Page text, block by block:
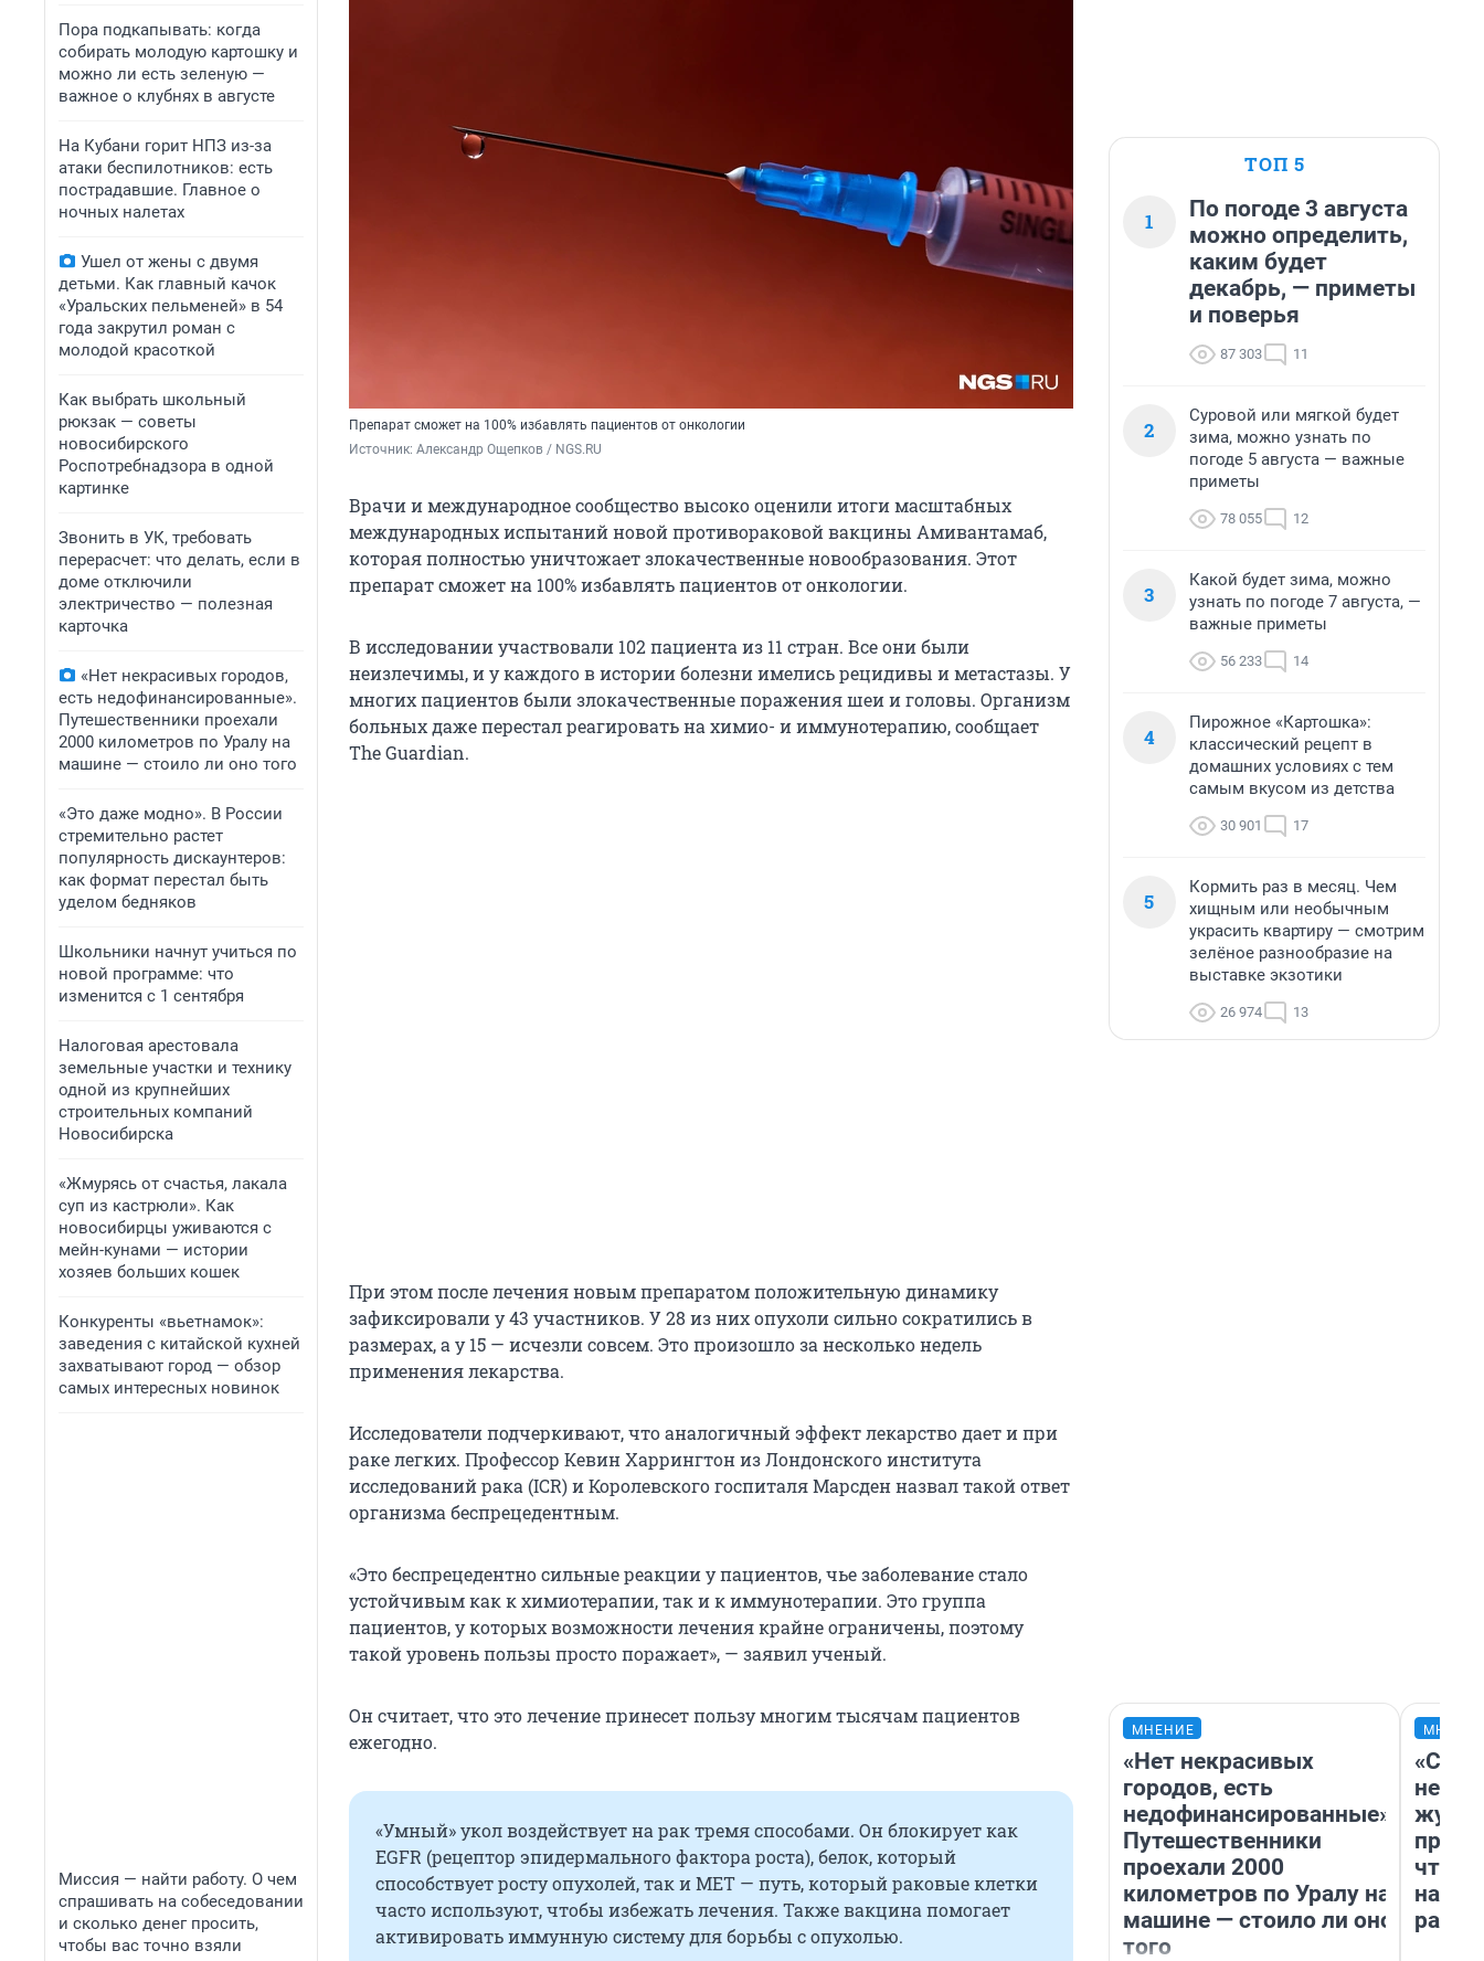
Пора подкапывать: когда
собирать молодую картошку и
можно ли есть зеленую —
важное о клубнях в августе
На Кубани горит НПЗ из-за
атаки беспилотников: есть
пострадавшие. Главное о
ночных налетах
Ушел от жены с двумя
детьми. Как главный качок
«Уральских пельменей» в 54
года закрутил роман с
молодой красоткой
Как выбрать школьный
рюкзак — советы
новосибирского
Роспотребнадзора в одной
картинке
Звонить в УК, требовать
перерасчет: что делать, если в
доме отключили
электричество — полезная
карточка
«Нет некрасивых городов,
есть недофинансированные».
Путешественники проехали
2000 километров по Уралу на
машине — стоило ли оно того
«Это даже модно». В России
стремительно растет
популярность дискаунтеров:
как формат перестал быть
уделом бедняков
Школьники начнут учиться по
новой программе: что
изменится с 1 сентября
Налоговая арестовала
земельные участки и технику
одной из крупнейших
строительных компаний
Новосибирска
«Жмурясь от счастья, лакала
суп из кастрюли». Как
новосибирцы уживаются с
мейн-кунами — истории
хозяев больших кошек
Конкуренты «вьетнамок»:
заведения с китайской кухней
захватывают город — обзор
самых интересных новинок
Миссия — найти работу. О чем
спрашивать на собеседовании
и сколько денег просить,
чтобы вас точно взяли
Препарат сможет на 100% избавлять пациентов от онкологии
Источник: Александр Ощепков / NGS.RU
Врачи и международное сообщество высоко оценили итоги масштабных
международных испытаний новой противораковой вакцины Амивантамаб,
которая полностью уничтожает злокачественные новообразования. Этот
препарат сможет на 100% избавлять пациентов от онкологии.
В исследовании участвовали 102 пациента из 11 стран. Все они были
неизлечимы, и у каждого в истории болезни имелись рецидивы и метастазы. У
многих пациентов были злокачественные поражения шеи и головы. Организм
больных даже перестал реагировать на химио- и иммунотерапию, сообщает
The Guardian.
При этом после лечения новым препаратом положительную динамику
зафиксировали у 43 участников. У 28 из них опухоли сильно сократились в
размерах, а у 15 — исчезли совсем. Это произошло за несколько недель
применения лекарства.
Исследователи подчеркивают, что аналогичный эффект лекарство дает и при
раке легких. Профессор Кевин Харрингтон из Лондонского института
исследований рака (ICR) и Королевского госпиталя Марсден назвал такой ответ
организма беспрецедентным.
«Это беспрецедентно сильные реакции у пациентов, чье заболевание стало
устойчивым как к химиотерапии, так и к иммунотерапии. Это группа
пациентов, у которых возможности лечения крайне ограничены, поэтому
такой уровень пользы просто поражает», — заявил ученый.
Он считает, что это лечение принесет пользу многим тысячам пациентов
ежегодно.
«Умный» укол воздействует на рак тремя способами. Он блокирует как
EGFR (рецептор эпидермального фактора роста), белок, который
способствует росту опухолей, так и MET — путь, который раковые клетки
часто используют, чтобы избежать лечения. Также вакцина помогает
активировать иммунную систему для борьбы с опухолью.
ТОП 5
1
По погоде 3 августа
можно определить,
каким будет
декабрь, — приметы
и поверья
87 303 11
2
Суровой или мягкой будет
зима, можно узнать по
погоде 5 августа — важные
приметы
78 055 12
3
Какой будет зима, можно
узнать по погоде 7 августа, —
важные приметы
56 233 14
4
Пирожное «Картошка»:
классический рецепт в
домашних условиях с тем
самым вкусом из детства
30 901 17
5
Кормить раз в месяц. Чем
хищным или необычным
украсить квартиру — смотрим
зелёное разнообразие на
выставке экзотики
26 974 13
МНЕНИЕ
«Нет некрасивых
городов, есть
недофинансированные».
Путешественники
проехали 2000
километров по Уралу на
машине — стоило ли оно
того
на
ради